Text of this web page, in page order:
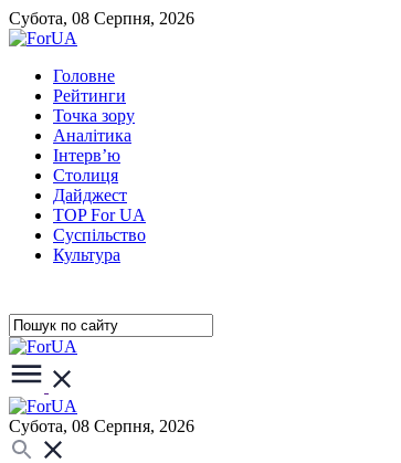
Субота, 08 Серпня, 2026
Головне
Рейтинги
Точка зору
Аналітика
Інтерв’ю
Столиця
Дайджест
TOP For UA
Суспiльство
Культура
Субота, 08 Серпня, 2026